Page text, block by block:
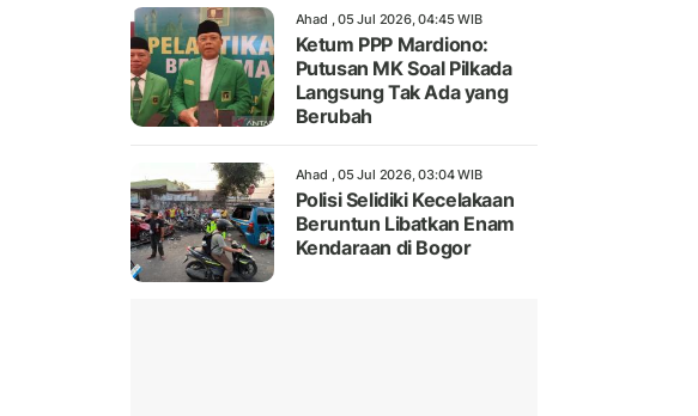
Ahad , 05 Jul 2026, 04:45 WIB
Ketum PPP Mardiono:
Putusan MK Soal Pilkada
Langsung Tak Ada yang
Berubah
Ahad , 05 Jul 2026, 03:04 WIB
Polisi Selidiki Kecelakaan
Beruntun Libatkan Enam
Kendaraan di Bogor